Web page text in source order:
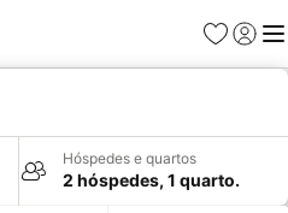
Favoritos
Iniciar
Hóspedes e quartos
2 hóspedes, 1 quarto.